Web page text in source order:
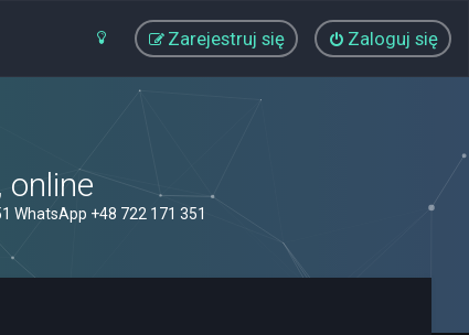
Zaloguj się
Zarejestruj się
online
WhatsApp +48 722 171 351